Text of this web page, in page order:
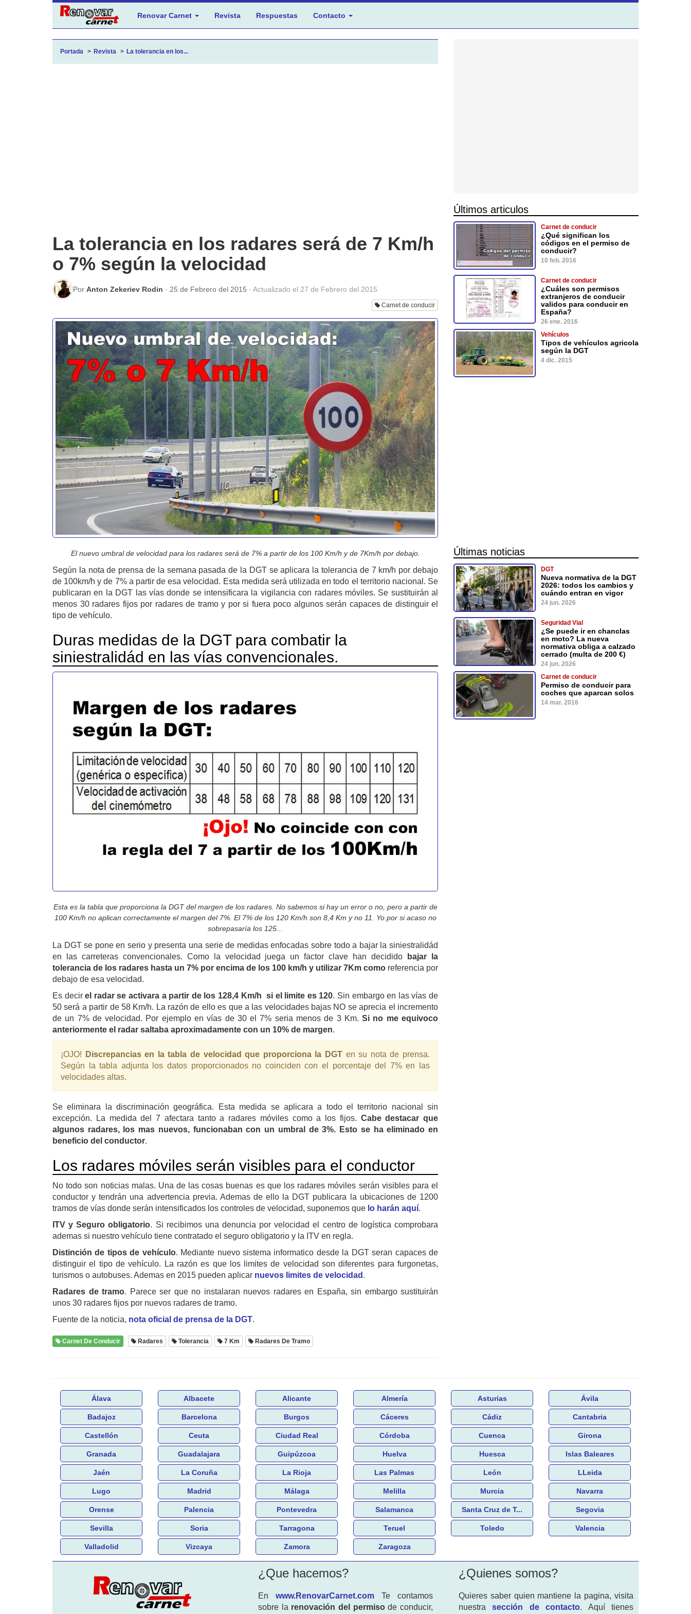
Renovar Carnet Revista Respuestas Contacto
Portada Revista La tolerancia en los...
La tolerancia en los radares será de 7 Km/h
o 7% según la velocidad
Por Anton Zekeriev Rodin · 25 de Febrero del 2015 · Actualizado el 27 de Febrero del 2015
Carnet de conducir
El nuevo umbral de velocidad para los radares será de 7% a partir de los 100 Km/h y de 7Km/h por debajo.
Según la nota de prensa de la semana pasada de la DGT se aplicara la tolerancia de 7 km/h por debajo
de 100km/h y de 7% a partir de esa velocidad. Esta medida será utilizada en todo el territorio nacional. Se
publicaran en la DGT las vías donde se intensificara la vigilancia con radares móviles. Se sustituirán al
menos 30 radares fijos por radares de tramo y por si fuera poco algunos serán capaces de distinguir el
tipo de vehículo.
Duras medidas de la DGT para combatir la
siniestralidád en las vías convencionales.
Esta es la tabla que proporciona la DGT del margen de los radares. No sabemos si hay un error o no, pero a partir de
100 Km/h no aplican correctamente el margen del 7%. El 7% de los 120 Km/h son 8,4 Km y no 11. Yo por si acaso no
sobrepasaría los 125...
La DGT se pone en serio y presenta una serie de medidas enfocadas sobre todo a bajar la siniestralidád
en las carreteras convencionales. Como la velocidad juega un factor clave han decidido
bajar la
tolerancia de los radares hasta un 7% por encima de los 100 km/h y utilizar 7Km como referencia por
debajo de esa velocidad.
Es decirel radar se activara a partir de los 128,4 Km/h si el limite es 120. Sin embargo en las vías de
50 será a partir de 58 Km/h. La razón de ello es que a las velocidades bajas NO se aprecia el incremento
de un 7% de velocidad. Por ejemplo en vías de 30 el 7% seria menos de 3 Km.Si no me equivoco
anteriormente el radar saltaba aproximadamente con un 10% de margen.
¡OJO! Discrepancias en la tabla de velocidad que proporciona la DGT en su nota de prensa.
Según la tabla adjunta los datos proporcionados no coinciden con el porcentaje del 7% en las
velocidades altas.
Se eliminara la discriminación geográfica. Esta medida se aplicara a todo el territorio nacional sin
excepción. La medida del 7 afectara tanto a radares móviles como a los fijos. Cabe destacar que
algunos radares, los mas nuevos, funcionaban con un umbral de 3%. Esto se ha eliminado en
beneficio del conductor.
Los radares móviles serán visibles para el conductor
No todo son noticias malas. Una de las cosas buenas es que los radares móviles serán visibles para el
conductor y tendrán una advertencia previa. Ademas de ello la DGT publicara la ubicaciones de 1200
tramos de vías donde serán intensificados los controles de velocidad, suponemos que lo harán aquí.
ITV y Seguro obligatorio. Si recibimos una denuncia por velocidad el centro de logística comprobara
ademas si nuestro vehículo tiene contratado el seguro obligatorio y la ITV en regla.
Distinción de tipos de vehículo. Mediante nuevo sistema informatico desde la DGT seran capaces de
distinguir el tipo de vehículo. La razón es que los limites de velocidad son diferentes para furgonetas,
turismos o autobuses. Ademas en 2015 pueden aplicar nuevos limites de velocidad .
Radares de tramo. Parece ser que no instalaran nuevos radares en España, sin embargo sustituirán
unos 30 radares fijos por nuevos radares de tramo.
Fuente de la noticia, nota oficial de prensa de la DGT.
Carnet De Conducir Radares Tolerancia 7 Km Radares De Tramo
Últimos articulos
Carnet de conducir
¿Qué significan los
códigos en el permiso de
conducir?
10 feb. 2016
Carnet de conducir
¿Cuáles son permisos
extranjeros de conducir
validos para conducir en
España?
26 ene. 2016
Vehículos
Tipos de vehículos agricola
según la DGT
4 dic. 2015
Últimas noticias
DGT
Nueva normativa de la DGT
2026: todos los cambios y
cuándo entran en vigor
24 jun. 2026
Seguridad Vial
¿Se puede ir en chanclas
en moto? La nueva
normativa obliga a calzado
cerrado (multa de 200 €)
24 jun. 2026
Carnet de conducir
Permiso de conducir para
coches que aparcan solos
14 mar. 2016
Álava Albacete Alicante Almería Asturias Ávila
Badajoz Barcelona Burgos Cáceres Cádiz Cantabria
Castellón Ceuta Ciudad Real Córdoba Cuenca Girona
Granada Guadalajara Guipúzcoa Huelva Huesca Islas Baleares
Jaén La Coruña La Rioja Las Palmas León LLeida
Lugo Madrid Málaga Melilla Murcia Navarra
Orense Palencia Pontevedra Salamanca Santa Cruz de T... Segovia
Sevilla Soria Tarragona Teruel Toledo Valencia
Valladolid Vizcaya Zamora Zaragoza
¿Que hacemos?
En www.RenovarCarnet.com Te contamos
sobre la renovación del permisode conducir,
¿Quienes somos?
Quieres saber quien mantiene la pagina, visita
nuestrasección de contacto. Aquí tienes